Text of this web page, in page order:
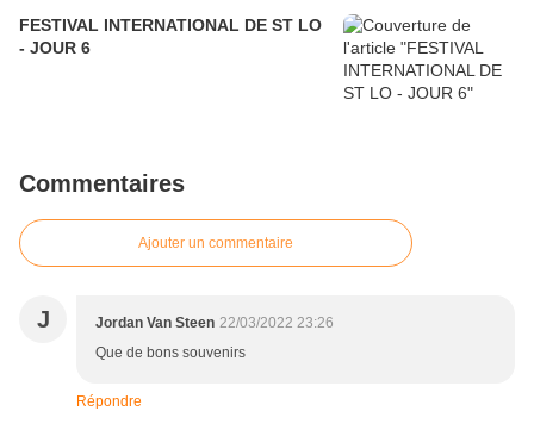
FESTIVAL INTERNATIONAL DE ST LO
- JOUR 6
Commentaires
Ajouter un commentaire
J Jordan Van Steen 22/03/2022 23:26
Que de bons souvenirs
Répondre